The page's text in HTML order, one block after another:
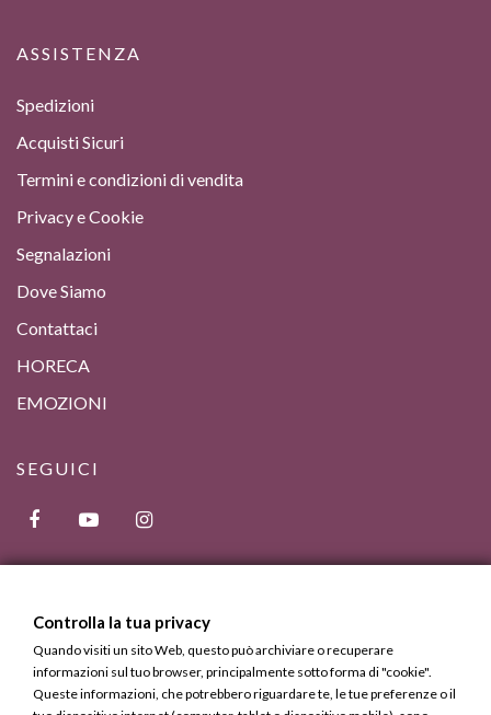
ASSISTENZA
Spedizioni
Acquisti Sicuri
Termini e condizioni di vendita
Privacy e Cookie
Segnalazioni
Dove Siamo
Contattaci
HORECA
EMOZIONI
SEGUICI
Controlla la tua privacy
Quando visiti un sito Web, questo può archiviare o recuperare
informazioni sul tuo browser, principalmente sotto forma di "cookie".
Queste informazioni, che potrebbero riguardare te, le tue preferenze o il